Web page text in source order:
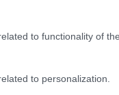
to functionality of
to personalization.